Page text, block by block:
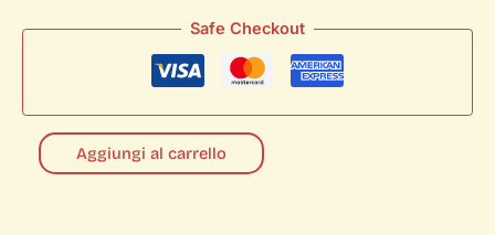
Safe Checkout
Aggiungi al carrello